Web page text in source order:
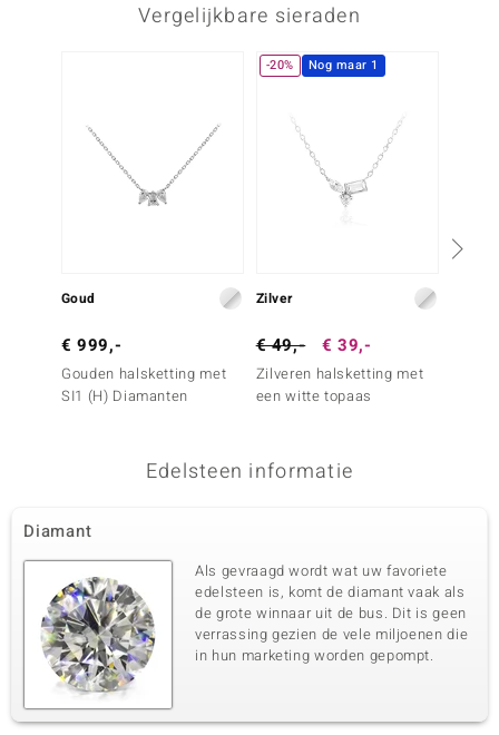
Vergelijkbare sieraden
Goud
€ 999,-
Gouden halsketting met
SI1 (H) Diamanten
-20% Nog maar 1
Zilver
€ 49,- € 39,-
Zilveren halsketting met
een witte topaas
Edelsteen informatie
Diamant
Als gevraagd wordt wat uw favoriete
edelsteen is, komt de diamant vaak als
de grote winnaar uit de bus. Dit is geen
verrassing gezien de vele miljoenen die
in hun marketing worden gepompt.